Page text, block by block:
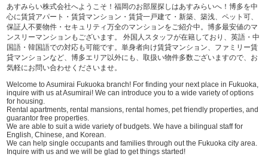
あすみらい株式会社へようこそ！福岡のお部屋探しはあすみらいへ！博多を中
心に賃貸アパート・賃貸マンション・賃貸一戸建て・新築、築浅、ペット可、
保証人不要物件・セキュリティ万全のマンションをご紹介中。博多最安値のマ
ンスリーマンションもございます。 外国人スタッフが在籍しており、英語・中
国語・韓国語での対応も可能です。単身者向け賃貸マンション、ファミリー賃
貸マンションなど、博多エリア以外にも、取扱い物件多数ございますので、お
気軽にお問い合わせくださいませ。
Welcome to Asumirai Fukuoka branch! For finding your next place in Fukuoka,
inquire with us at Asumirai! We can introduce you to a wide variety of options
for housing.
Rental apartments, rental mansions, rental homes, pet friendly properties, and
guarantor free properties.
We are able to suit a wide variety of budgets. We have a bilingual staff for
English, Chinese, and Korean.
We can help single occupants and families through out the Fukuoka city area.
Inquire with us and we will be glad to get things started!